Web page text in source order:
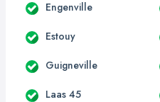
Engenville
Estouy
Guigneville
Laas 45